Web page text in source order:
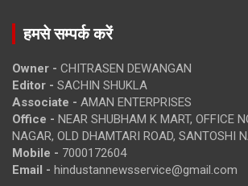
हमसे सम्पर्क करें
Owner - CHITRASEN DEWANGAN
Editor - SACHIN SHUKLA
Associate - AMAN ENTERPRISES
Office - NEAR SHUBHAM K MART, OFFICE
NAGAR, OLD DHAMTARI ROAD, SANTOSHI
Mobile - 7000172604
Email - hindustannewsservice@gmail.com